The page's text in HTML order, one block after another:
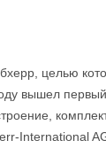
целью
вышел первый
International